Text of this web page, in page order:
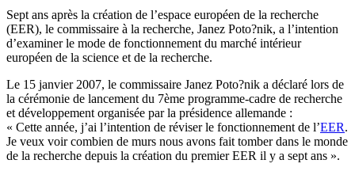
Sept ans après la création de l’espace européen de la recherche
(EER), le commissaire à la recherche, Janez Poto?nik, a l’intention
d’examiner le mode de fonctionnement du marché intérieur
européen de la science et de la recherche.
Le 15 janvier 2007, le commissaire Janez Poto?nik a déclaré lors de
la cérémonie de lancement du 7ème programme-cadre de recherche
et développement organisée par la présidence allemande :
« Cette année, j’ai l’intention de réviser le fonctionnement de l’EER.
Je veux voir combien de murs nous avons fait tomber dans le monde
de la recherche depuis la création du premier EER il y a sept ans ».